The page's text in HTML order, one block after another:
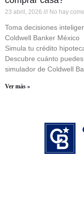
23 abril, 2026 No hay
Toma decisiones
Coldwell Banker México
Simula tu crédito
Descubre cuánto
simulador de Coldwell
Ver más »